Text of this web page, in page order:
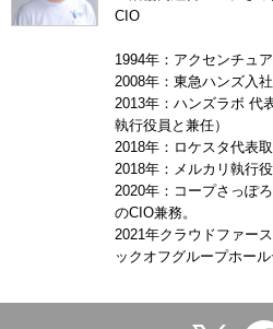
CIO
1994年：アクセンチュ
2008年：東急ハンズ入社
2013年：ハンズラボ 代
執行役員と兼任）
2018年：ロケスタ代表
2018年：メルカリ執行
2020年：コープさっぽ
のCIO兼務。
2021年クラウドファー
ックオフグループホー